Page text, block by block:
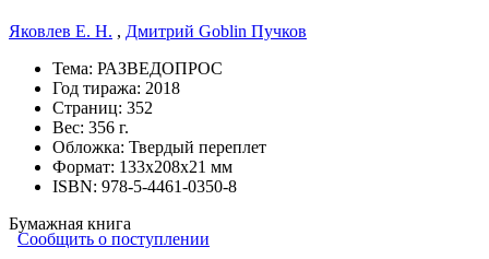
Яковлев Е. Н. , Дмитрий Goblin Пучков
Тема: РАЗВЕДОПРОС
Год тиража: 2018
Страниц: 352
Вес: 356 г.
Обложка: Твердый переплет
Формат: 133х208х21 мм
ISBN: 978-5-4461-0350-8
Бумажная книга
Сообщить о поступлении